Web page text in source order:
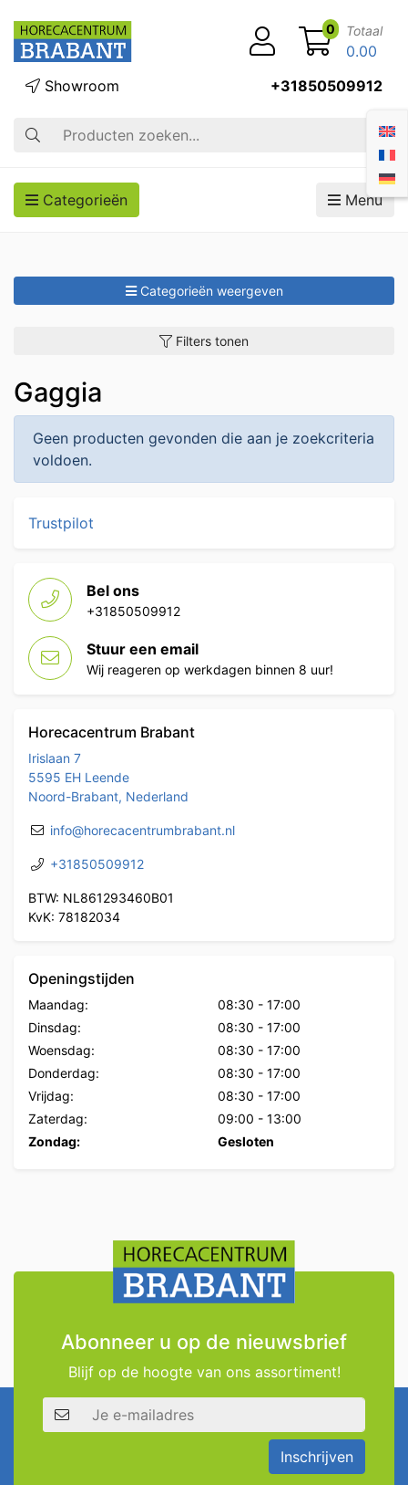
Zoek op
Showroom +31850509912
0 Totaal
0.00
Categorieën Menu
Categorieën weergeven
Filters tonen
Gaggia
Geen producten gevonden die aan je zoekcriteria
voldoen.
Trustpilot
Bel ons
+31850509912
Stuur een email
Wij reageren op werkdagen binnen 8 uur!
Horecacentrum Brabant
Irislaan 7
5595 EH Leende
Noord-Brabant, Nederland
info@horecacentrumbrabant.nl
+31850509912
BTW: NL861293460B01
KvK: 78182034
Openingstijden
Maandag: 08:30 - 17:00
Dinsdag:
08:30 - 17:00
Woensdag:
08:30 - 17:00
Donderdag:
08:30 - 17:00
Vrijdag:
08:30 - 17:00
Zaterdag:
09:00 - 13:00
Zondag:
Gesloten
Abonneer u op de nieuwsbrief
Blijf op de hoogte van ons assortiment!
E-mailadres
Inschrijven